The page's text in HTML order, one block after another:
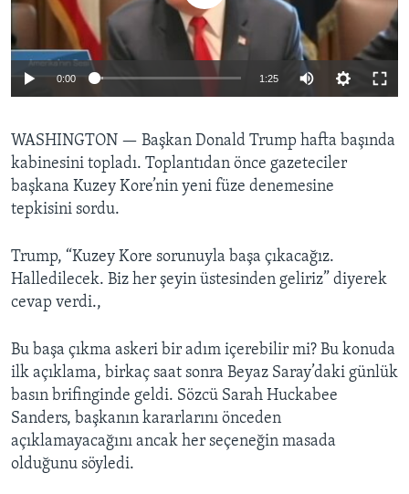
HAYATTAN
SANAT
BIZI TAKIP EDIN
Diller
0:00 1:25
WASHINGTON — Başkan Donald Trump hafta başında
kabinesini topladı. Toplantıdan önce gazeteciler
başkana Kuzey Kore’nin yeni füze denemesine
tepkisini sordu.
Trump, “Kuzey Kore sorunuyla başa çıkacağız.
Halledilecek. Biz her şeyin üstesinden geliriz” diyerek
cevap verdi.,
Bu başa çıkma askeri bir adım içerebilir mi? Bu konuda
ilk açıklama, birkaç saat sonra Beyaz Saray’daki günlük
basın brifinginde geldi. Sözcü Sarah Huckabee
Sanders, başkanın kararlarını önceden
açıklamayacağını ancak her seçeneğin masada
olduğunu söyledi.